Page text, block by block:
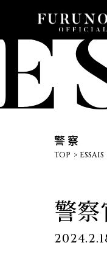
警察
TOP ESSAIS
警